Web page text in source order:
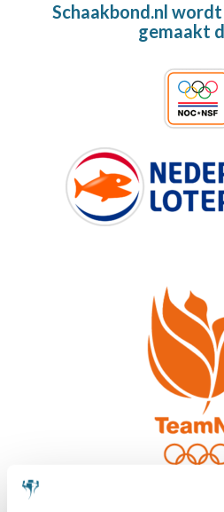
Schaakbond.nl
gemaakt